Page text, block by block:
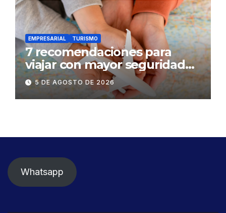
EMPRESARIAL TURISMO
7 recomendaciones para
viajar con mayor seguridad
dentro y fuera del Ecuador
5 DE AGOSTO DE 2026
Whatsapp